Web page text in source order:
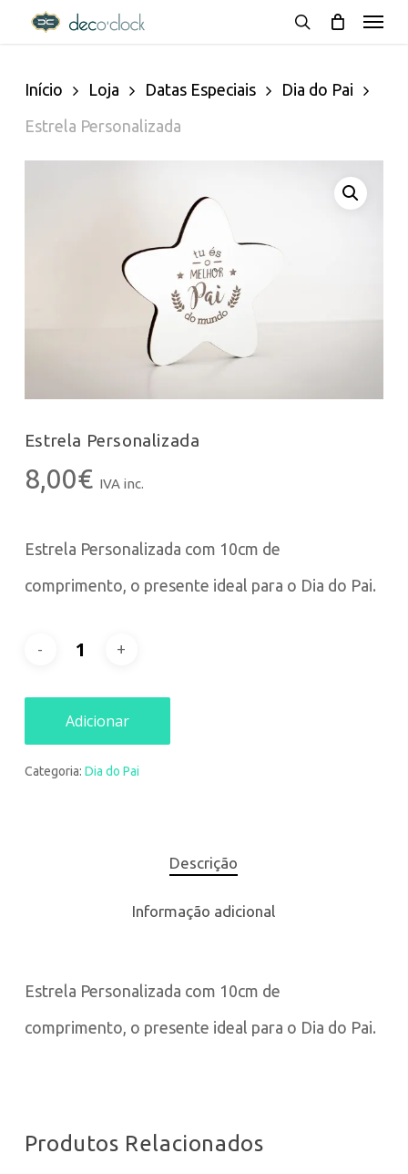
decoclock.pt
main
content
Menu
Início Loja Datas Especiais
Dia do Pai
Estrela Personalizada
Estrela Personalizada
8,00€ IVA inc.
Estrela Personalizada com 10cm de
comprimento, o presente ideal para o Dia do Pai.
Adicionar
Categoria: Dia do Pai
Descrição
Informação adicional
Estrela Personalizada com 10cm de
comprimento, o presente ideal para o Dia do Pai.
Produtos Relacionados